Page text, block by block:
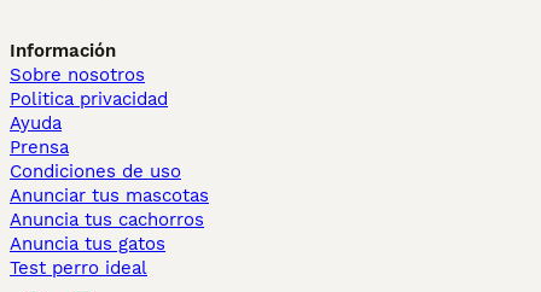
Información
Sobre nosotros
Politica privacidad
Ayuda
Prensa
Condiciones de uso
Anunciar tus mascotas
Anuncia tus cachorros
Anuncia tus gatos
Test perro ideal